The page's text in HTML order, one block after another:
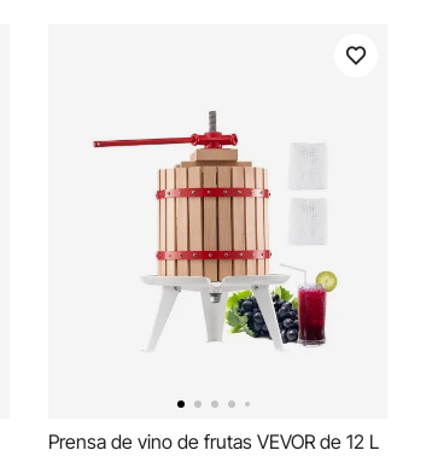
Prensa de vino de frutas VEVOR de 12 L